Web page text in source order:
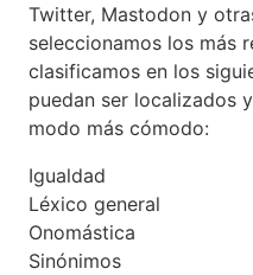
Twitter, Mastodon y
seleccionamos los más
clasificamos en los
puedan ser localizados
modo más cómodo:
Igualdad
Léxico general
Onomástica
Sinónimos